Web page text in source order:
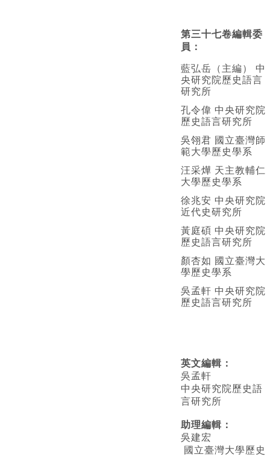
第三十七卷編輯委
員：
藍弘岳（主編） 中
央研究院歷史語言
研究所
孔令偉 中央研究院
歷史語言研究所
吳翎君 國立臺灣師
範大學歷史學系
汪采燁 天主教輔仁
大學歷史學系
徐兆安 中央研究院
近代史研究所
黃庭碩 中央研究院
歷史語言研究所
顏杏如 國立臺灣大
學歷史學系
吳孟軒 中央研究院
歷史語言研究所
英文編輯 ：
吳孟軒
中央研究院歷史語
言研究所
助理編輯：
吳建宏
國立臺灣大學歷史